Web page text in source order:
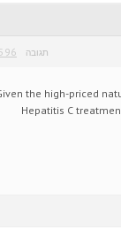
תגובה
the high-priced
Hepatitis C